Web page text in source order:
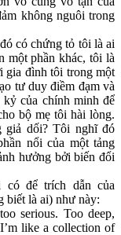
không nguôi trong
có chứng tỏ tôi là ai
một phần khác, tôi là
gia đình tôi trong một
tư duy điềm đạm và
của chính minh để
bộ mẹ tôi hài lòng.
giả dối? Tôi nghĩ đó
nổi của một tảng
hưởng bởi biến đổi
có để trích dẫn của
biết là ai) như này:
serious. Too deep,
like a collection of